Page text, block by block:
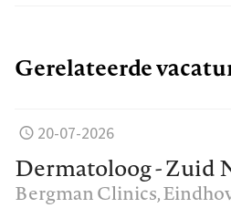
Gerelateerde
20-07-2026
Dermatoloog - Zuid
Bergman Clinics,